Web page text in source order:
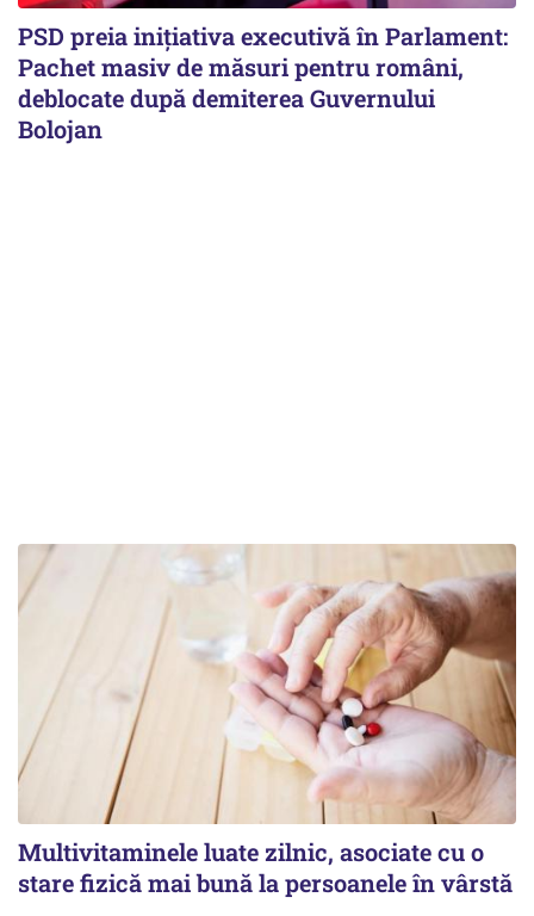
PSD preia inițiativa executivă în Parlament:
Pachet masiv de măsuri pentru români,
deblocate după demiterea Guvernului
Bolojan
Multivitaminele luate zilnic, asociate cu o
stare fizică mai bună la persoanele în vârstă